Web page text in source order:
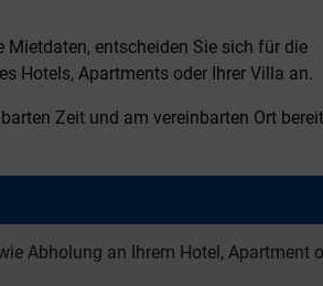
entscheiden Sie sich für die
Hotels, Apartments oder Ihrer Villa an.
Zeit und am vereinbarten Ort
Abholung an Ihrem Hotel, Apartment